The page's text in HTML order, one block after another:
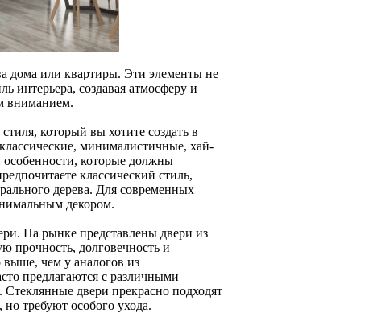
дома или квартиры. Эти элементы не
создавая атмосферу и
вниманием.
который вы хотите создать в
минималистичные, хай-
особенности, которые должны
классический стиль,
дерева. Для современных
декором.
На рынке представлены двери из
долговечность и
выше, чем у аналогов из
предлагаются с различными
двери прекрасно подходят
требуют особого ухода.